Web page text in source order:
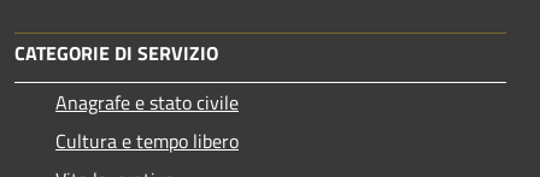
CATEGORIE DI SERVIZIO
Anagrafe e stato civile
Cultura e tempo libero